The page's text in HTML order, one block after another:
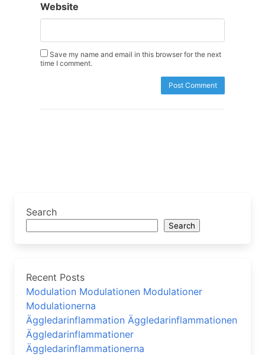
Website
Save my name and email in this browser for the next
time I comment.
Search
Search
Recent Posts
Modulation Modulationen Modulationer
Modulationerna
Äggledarinflammation Äggledarinflammationen
Äggledarinflammationer
Äggledarinflammationerna